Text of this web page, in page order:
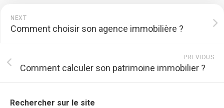
NEXT
Comment choisir son agence immobilière ?
PREVIOUS
Comment calculer son patrimoine immobilier ?
Rechercher sur le site